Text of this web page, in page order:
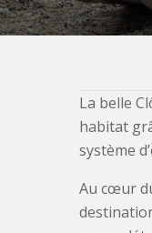
La belle
habitat
système
Au cœur